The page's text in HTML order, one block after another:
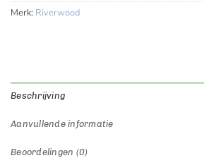
Merk: Riverwood
Beschrijving
Aanvullende informatie
Beoordelingen (0)